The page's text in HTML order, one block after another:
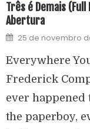
Três é Demais
Abertura
25 de novembro
Everywhere
Frederick
ever
the paperboy,